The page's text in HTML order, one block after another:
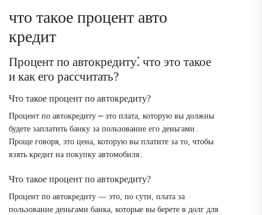
что такое процент авто
кредит
Процент по автокредиту⁚ что это такое
и как его рассчитать?
Что такое процент по автокредиту?
Процент по автокредиту ⎼ это плата, которую вы должны
будете заплатить банку за пользование его деньгами․
Проще говоря, это цена, которую вы платите за то, чтобы
взять кредит на покупку автомобиля․
Что такое процент по автокредиту?
Процент по автокредиту — это, по сути, плата за
пользование деньгами банка, которые вы берете в долг для